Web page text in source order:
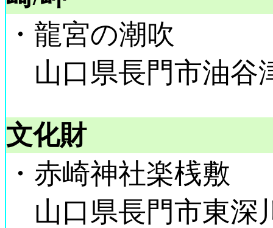
・龍宮の潮吹
山口県長門市油谷
文化財
・赤崎神社楽桟敷
山口県長門市東深